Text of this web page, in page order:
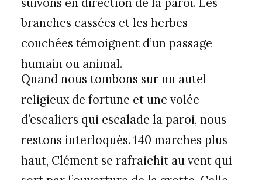
branches cassées et les herbes
couchées témoignent d’un passage
humain ou animal.
Quand nous tombons sur un autel
religieux de fortune et une volée
d’escaliers qui escalade la paroi, nous
restons interloqués. 140 marches plus
haut, Clément se rafraichit au vent qui